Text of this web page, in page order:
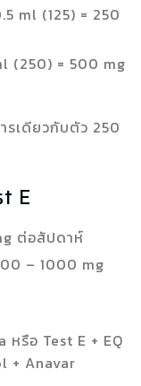
ml (125) = 250
(250) = 500 mg
เดียวกับตัว 250
E
ต่อสัปดาห์
– 1000 mg
หรือ Test E + EQ
+ Anavar